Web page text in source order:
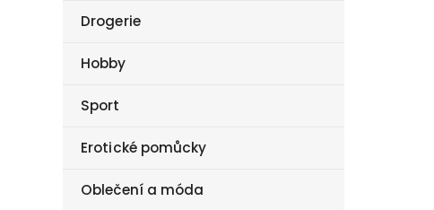
Drogerie
Hobby
Sport
Erotické pomůcky
Oblečení a móda